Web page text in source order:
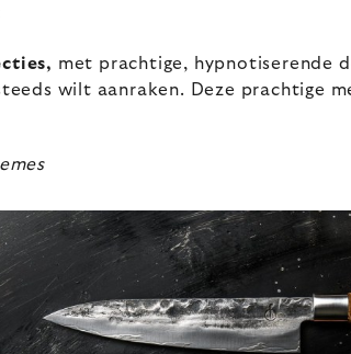
met prachtige, hypnotiserende
wilt aanraken. Deze prachtige